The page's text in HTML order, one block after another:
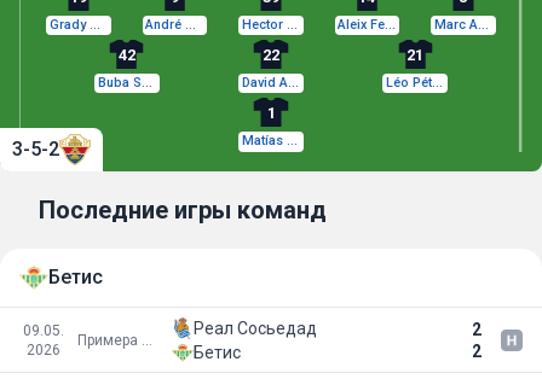
1
Matías Dituro
42
Buba Sangare
22
David Affengruber
21
Léo Pétrot
Grady Diangana André Silva Hector Fort Aleix Febas Marc Aguado
3-5-2
Последние игры команд
Бетис
09.05.
2026
Реал Сосьедад
2
2
Бетис